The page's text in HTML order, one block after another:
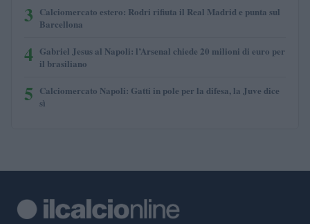
3 Calciomercato estero: Rodri rifiuta il Real Madrid e punta sul
Barcellona
4 Gabriel Jesus al Napoli: l’Arsenal chiede 20 milioni di euro per
il brasiliano
5 Calciomercato Napoli: Gatti in pole per la difesa, la Juve dice
sì